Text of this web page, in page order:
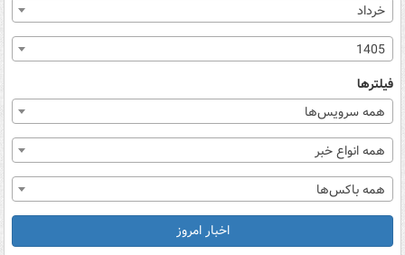
خرداد
1405
فیلترها
همه سرویس‌ها
همه انواع خبر
همه باکس‌ها
اخبار امروز